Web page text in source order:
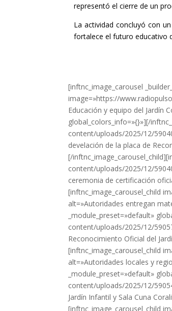
representó el cierre de un
La actividad concluyó con
fortalece el futuro educativo
[inftnc_image_carousel
image=»https://
Educación y equipo del Jardín
global_colors_info=»{}»][/
content/uploads/2025/12/
develación de la placa de
[/
content/uploads/2025/12/
ceremonia de certificación
[inftnc_image_carousel_child
alt=»Autoridades entregan
_module_preset=»default»
content/uploads/2025/12/
Reconocimiento Oficial del
[inftnc_image_carousel_child
alt=»Autoridades locales y
_module_preset=»default»
content/uploads/2025/12/
Jardín Infantil y Sala Cuna
[inftnc_image_carousel_child